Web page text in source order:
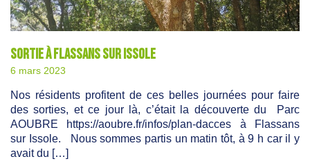
Sortie à Flassans sur Issole
6 mars 2023
Nos résidents profitent de ces belles journées pour faire
des sorties, et ce jour là, c’était la découverte du Parc
AOUBRE https://aoubre.fr/infos/plan-dacces à Flassans
sur Issole. Nous sommes partis un matin tôt, à 9 h car il y
avait du […]